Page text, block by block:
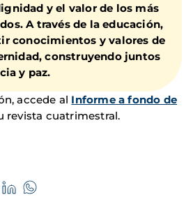
y el valor de los más
A través de la educación,
conocimientos y valores de
construyendo juntos
y paz.
accede al Informe a fondo de
revista cuatrimestral.